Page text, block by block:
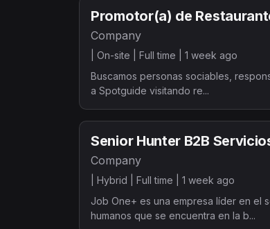
Promotor(a) de
Company
On-site | Full time | 1 week ago
Buscamos personas sociables,
a Spotguide visitando re...
Senior Hunter B2B
Company
Hybrid | Full time | 1 week ago
Job One+ es una empresa líder en el
humanos que se encuentra en la b...